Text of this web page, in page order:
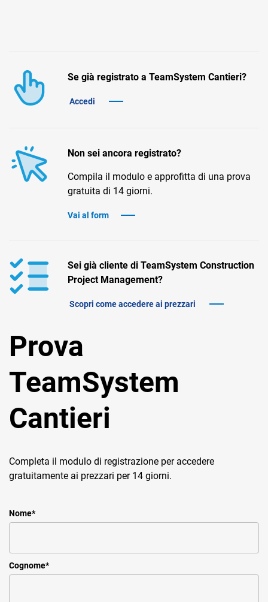
Trust Services
TeamSystem Store
Se già registrato a TeamSystem Cantieri?
Accedi
Non sei ancora registrato?
Compila il modulo e approfitta di una prova
gratuita di 14 giorni.
Vai al form
Sei già cliente di TeamSystem Construction
Project Management?
Scopri come accedere ai prezzari
Prova
TeamSystem
Cantieri
Completa il modulo di registrazione per accedere
gratuitamente ai prezzari per 14 giorni.
Nome*
Cognome*